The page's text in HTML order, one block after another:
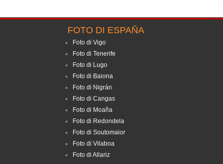
FOTO DI ESPAÑA
Foto di Vigo
Foto di Tenerife
Foto di Lugo
Foto di Baiona
Foto di Nigrán
Foto di Cangas
Foto di Moaña
Foto di Redondela
Foto di Soutomaior
Foto di Vilaboa
Foto di Allariz